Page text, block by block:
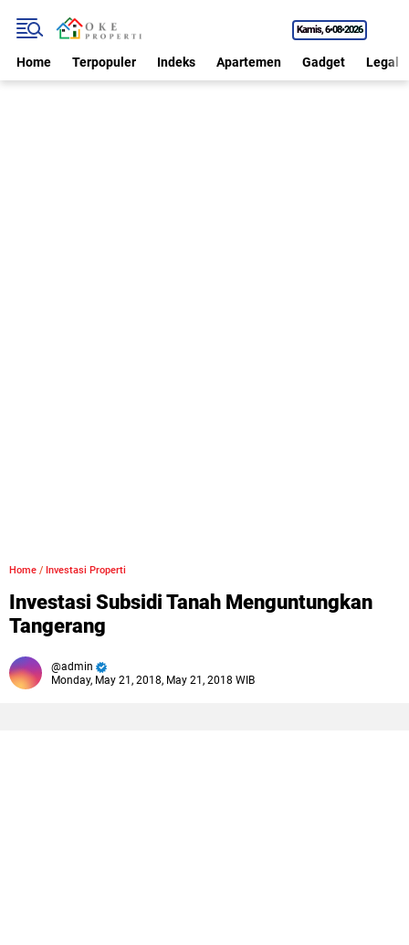
Kamis 6•08•2026
Home Terpopuler Indeks Apartemen Gadget Legal
Home / Investasi Properti
Investasi Subsidi Tanah Menguntungkan
Tangerang
admin
Monday, May 21, 2018, May 21, 2018 WIB